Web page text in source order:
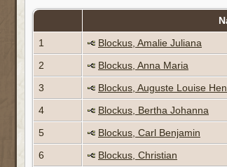
1
Blockus, Amalie Juliana
2
Blockus, Anna Maria
3
Blockus, Auguste Louise
4
Blockus, Bertha Johanna
5
Blockus, Carl Benjamin
6
Blockus, Christian